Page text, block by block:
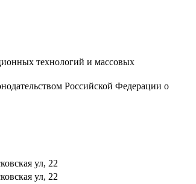
технологий и массовых
Российской Федерации о
ул, 22
ул, 22